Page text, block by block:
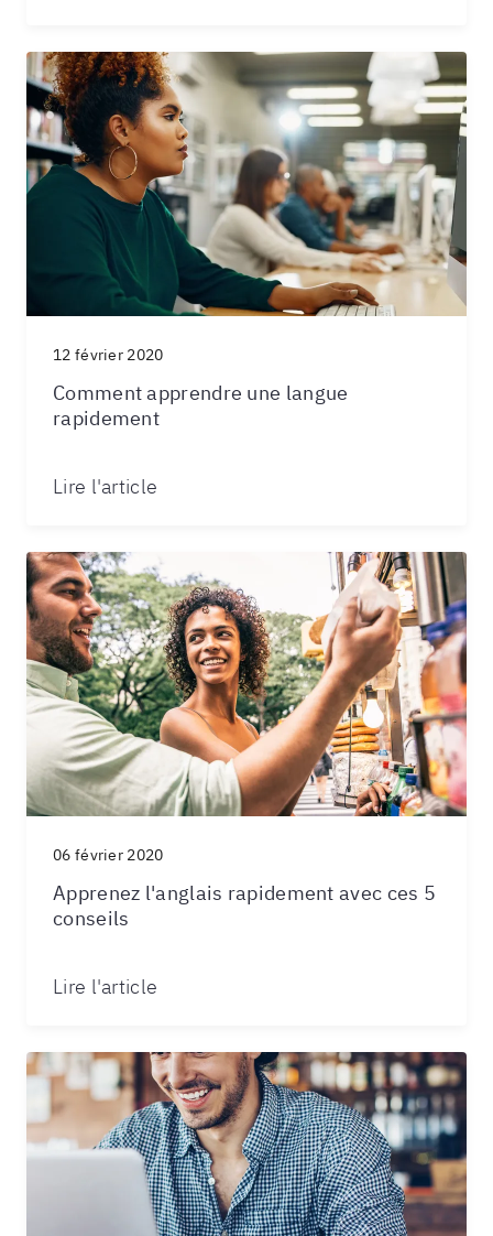
12 février 2020
Comment apprendre une langue
rapidement
Lire l'article
06 février 2020
Apprenez l'anglais rapidement avec ces 5
conseils
Lire l'article